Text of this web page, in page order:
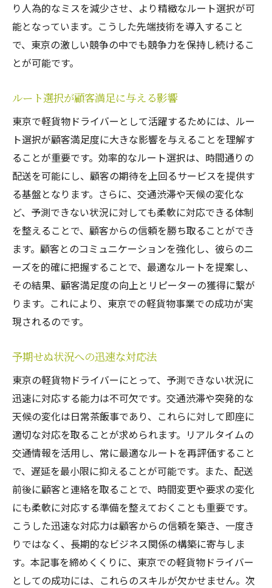
り人為的なミスを減少させ、より精緻なルート選択が可
能となっています。こうした先端技術を導入すること
で、東京の激しい競争の中でも競争力を保持し続けるこ
とが可能です。
ルート選択が顧客満足に与える影響
東京で軽貨物ドライバーとして活躍するためには、ルー
ト選択が顧客満足度に大きな影響を与えることを理解す
ることが重要です。効率的なルート選択は、時間通りの
配送を可能にし、顧客の期待を上回るサービスを提供す
る基盤となります。さらに、交通渋滞や天候の変化な
ど、予測できない状況に対しても柔軟に対応できる体制
を整えることで、顧客からの信頼を勝ち取ることができ
ます。顧客とのコミュニケーションを強化し、彼らのニ
ーズを的確に把握することで、最適なルートを提案し、
その結果、顧客満足度の向上とリピーターの獲得に繋が
ります。これにより、東京での軽貨物事業での成功が実
現されるのです。
予期せぬ状況への迅速な対応法
東京の軽貨物ドライバーにとって、予測できない状況に
迅速に対応する能力は不可欠です。交通渋滞や突発的な
天候の変化は日常茶飯事であり、これらに対して即座に
適切な対応を取ることが求められます。リアルタイムの
交通情報を活用し、常に最適なルートを再評価すること
で、遅延を最小限に抑えることが可能です。また、配送
前後に顧客と連絡を取ることで、時間変更や要求の変化
にも柔軟に対応する準備を整えておくことも重要です。
こうした迅速な対応力は顧客からの信頼を築き、一度き
りではなく、長期的なビジネス関係の構築に寄与しま
す。本記事を締めくくりに、東京での軽貨物ドライバー
としての成功には、これらのスキルが欠かせません。次